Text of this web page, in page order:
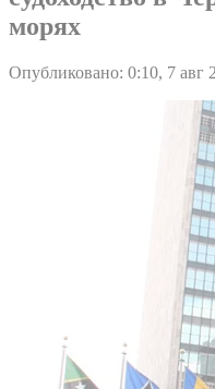
морях
Опубликовано: 0:10, 7 авг